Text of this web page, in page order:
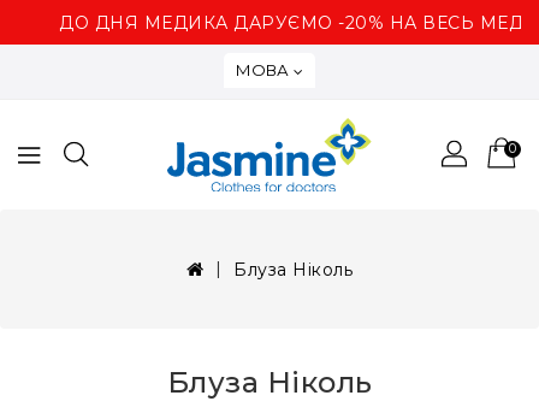
ДО ДНЯ МЕДИКА ДАРУЄМО -20% НА ВЕСЬ
МОВА
0
Блуза Ніколь
Блуза Ніколь